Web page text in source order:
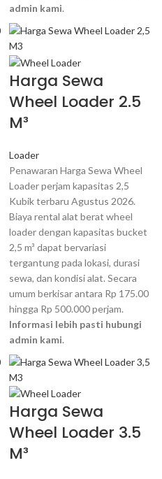
admin kami.
Harga Sewa
Wheel Loader 2.5
M³
Loader
Penawaran Harga Sewa Wheel
Loader perjam kapasitas 2,5
Kubik terbaru Agustus 2026.
Biaya rental alat berat wheel
loader dengan kapasitas bucket
2,5 m³ dapat bervariasi
tergantung pada lokasi, durasi
sewa, dan kondisi alat. Secara
umum berkisar antara Rp 175.00
hingga Rp 500.000 perjam.
Informasi lebih pasti hubungi
admin kami.
Harga Sewa
Wheel Loader 3.5
M³